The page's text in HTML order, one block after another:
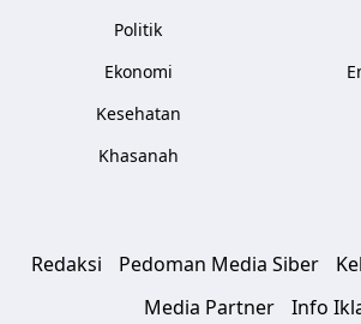
Politik
Ekonomi
Kesehatan
Khasanah
Redaksi Pedoman Media Siber
Media Partner
Info